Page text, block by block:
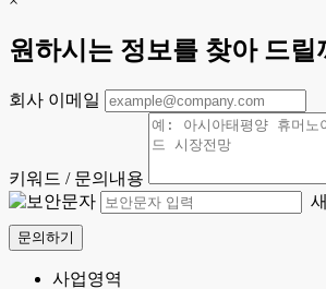
원하시는 정보를 찾아 드릴
회사 이메일
키워드 / 문의내용
문의하기
사업영역